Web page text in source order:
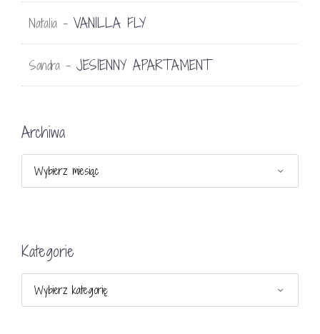
Natalia - VANILLA FLY
Sandra - JESIENNY APARTAMENT
Archiwa
Kategorie